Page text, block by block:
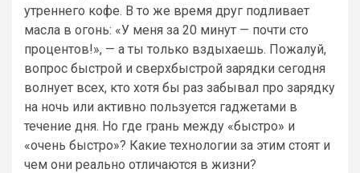
утреннего кофе. В то же время друг подливает
масла в огонь: «У меня за 20 минут — почти сто
процентов!», — а ты только вздыхаешь. Пожалуй,
вопрос быстрой и сверхбыстрой зарядки сегодня
волнует всех, кто хотя бы раз забывал про зарядку
на ночь или активно пользуется гаджетами в
течение дня. Но где грань между «быстро» и
«очень быстро»? Какие технологии за этим стоят и
чем они реально отличаются в жизни?